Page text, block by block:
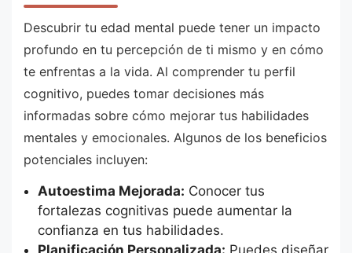
Descubrir tu edad mental puede tener un impacto
profundo en tu percepción de ti mismo y en cómo
te enfrentas a la vida. Al comprender tu perfil
cognitivo, puedes tomar decisiones más
informadas sobre cómo mejorar tus habilidades
mentales y emocionales. Algunos de los beneficios
potenciales incluyen:
Autoestima Mejorada: Conocer tus
fortalezas cognitivas puede aumentar la
confianza en tus habilidades.
Planificación Personalizada: Puedes diseñar